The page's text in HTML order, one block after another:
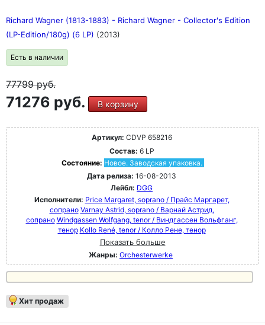
Richard Wagner (1813-1883) - Richard Wagner - Collector's Edition
(LP-Edition/180g) (6 LP) (2013)
Есть в наличии
77799руб.
71276 руб. В корзину
Артикул: CDVP 658216
Состав: 6 LP
Состояние: Новое. Заводская упаковка.
Дата релиза: 16-08-2013
Лейбл: DGG
Исполнители: Price Margaret, soprano / Прайс Маргарет,
сопрано Varnay Astrid, soprano / Варнай Астрид,
сопрано Windgassen Wolfgang, tenor / Виндгассен Вольфганг,
тенор Kollo René, tenor / Колло Рене, тенор
Показать больше
Жанры: Orchesterwerke
Хит продаж